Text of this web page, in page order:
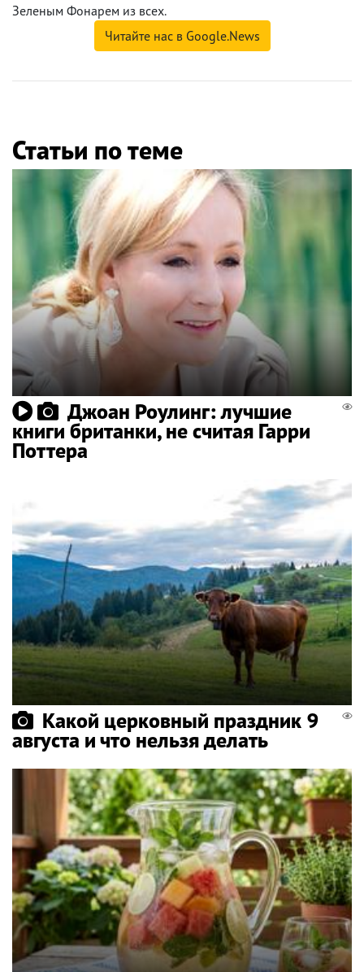
Зеленым Фонарем из всех.
Читайте нас в Google.News
Статьи по теме
Джоан Роулинг: лучшие
книги британки, не считая Гарри
Поттера
Какой церковный праздник 9
августа и что нельзя делать